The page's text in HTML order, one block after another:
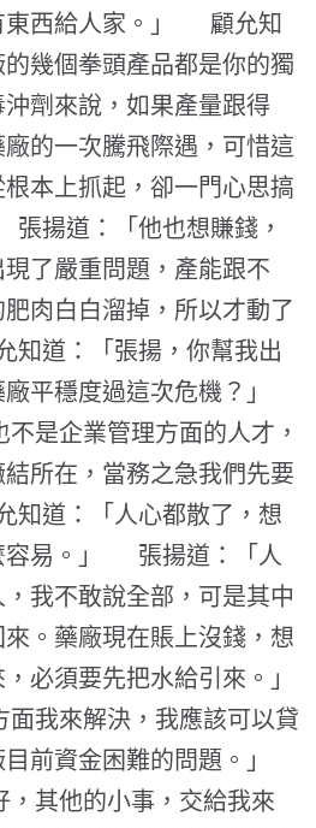
東西給人家。」 顧允知
幾個拳頭產品都是你的獨
劑來說，如果產量跟得
廠的一次騰飛際遇，可惜這
本上抓起，卻一門心思搞
揚道：「他也想賺錢，
了嚴重問題，產能跟不
肥肉白白溜掉，所以才動了
道：「張揚，你幫我出
平穩度過這次危機？」
是企業管理方面的人才，
所在，當務之急我們先要
道：「人心都散了，想
容易。」 張揚道：「人
我不敢說全部，可是其中
。藥廠現在賬上沒錢，想
必須要先把水給引來。」
我來解決，我應該可以貸
前資金困難的問題。」
其他的小事，交給我來